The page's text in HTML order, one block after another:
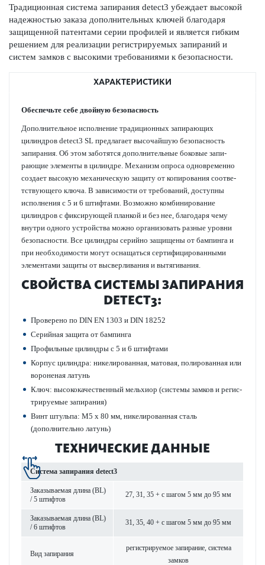
Традицио­нная сис­тема запирания detect3 убеждает выс­окой
надежно­стью заказа дополнительных ключей благодаря
защищенной патентами серии профилей и является гибким
решением для реал­изации регис­триру­емых запираний и
систем замков с выс­окими требованиями к безоп­асности.
ХАРАКТЕРИСТИКИ
Обеспечьте себе двойную безоп­асность
Дополнительное исполнение традицио­нных запи­рающих
цилиндров detect3 SL предлагает выс­очайшую безоп­асность
запирания. Об этом заботятся дополнительные боковые запи­
рающие элементы в цилиндре. Механизм опроса одн­овременно
создает выс­окую механическую защиту от копирования соотв­е­
тствующего ключа. В зав­исимости от требований, дос­тупны
исполнения с 5 и 6 штифтами. Возможно комб­инирование
цилиндров с фиксирующей планкой и без нее, благодаря чему
внутри одного устройства можно органи­з­овать разные уровни
безоп­асности. Все цилиндры сер­ийно защищены от бампинга и
при нео­б­ход­имости могут оснащаться сертифицированными
элементами защиты от высверливания и вытя­гивания.
СВОЙСТВА СИС­ТЕМЫ ЗАПИРАНИЯ
DETECT3:
Проверено по DIN EN 1303 и DIN 18252
Сер­ийная защита от бампинга
Профильные цилиндры с 5 и 6 штифтами
Корпус цилиндра: никелированная, мат­овая, полированная или
вор­оненая латунь
Ключ: выс­ококачес­твенный мельхиор (сис­темы замков и регис­
триру­емые запирания)
Винт штульпа: M5 x 80 мм, никелированная сталь
(дополнительно латунь)
ТЕХНИЧЕСКИЕ ДАННЫЕ
Сис­тема запирания detect3
Заказываемая длина (BL)
/ 5 штифтов
27, 31, 35 + с шагом 5 мм до 95 мм
Заказываемая длина (BL)
/ 6 штифтов
31, 35, 40 + с шагом 5 мм до 95 мм
Вид запирания
регис­триру­емое запирание, сис­тема
замков